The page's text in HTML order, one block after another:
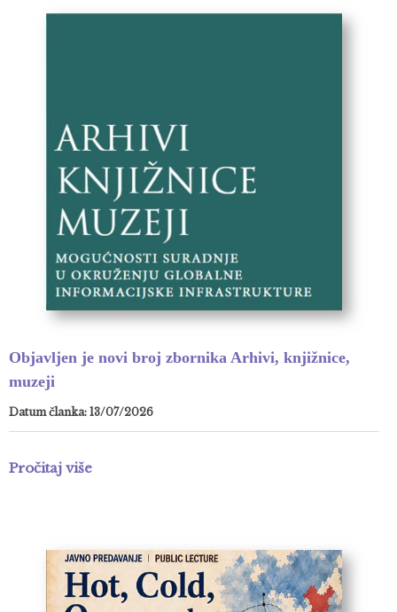
Objavljen je novi broj zbornika Arhivi, knjižnice,
muzeji
Datum članka: 13/07/2026
Pročitaj više